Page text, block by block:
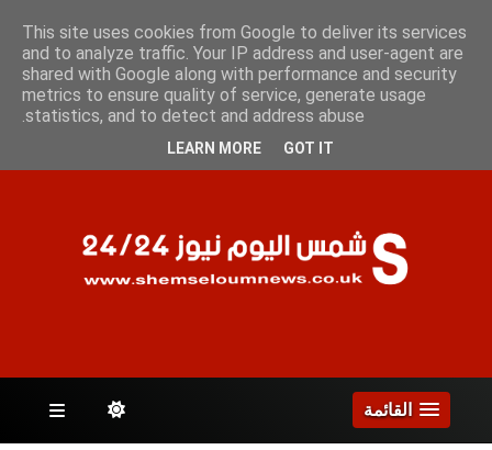
الخميس 6 أغسطس 2026
الصفحات
القائمة
This site uses cookies from Google to deliver its services
and to analyze traffic. Your IP address and user-agent are
shared with Google along with performance and security
metrics to ensure quality of service, generate usage
statistics, and to detect and address abuse.
LEARN MORE GOT IT